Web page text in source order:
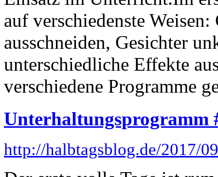
auf verschiedenste
ausschneiden, Gesichter
unterschiedliche Effekte
verschiedene Programme
Unterhaltungsprogramm
http://halbtagsblog.de/2017/